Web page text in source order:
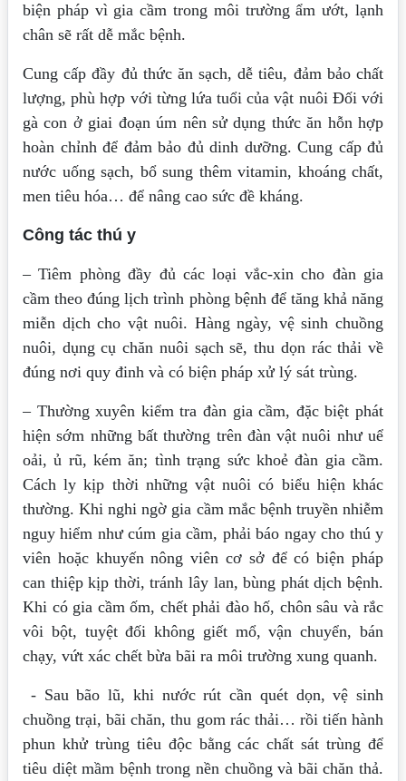
biện pháp vì gia cầm trong môi trường ẩm ướt, lạnh
chân sẽ rất dễ mắc bệnh.
Cung cấp đầy đủ thức ăn sạch, dễ tiêu, đảm bảo chất
lượng, phù hợp với từng lứa tuổi của vật nuôi Đối với
gà con ở giai đoạn úm nên sử dụng thức ăn hỗn hợp
hoàn chỉnh để đảm bảo đủ dinh dưỡng. Cung cấp đủ
nước uống sạch, bổ sung thêm vitamin, khoáng chất,
men tiêu hóa… để nâng cao sức đề kháng.
Công tác thú y
– Tiêm phòng đầy đủ các loại vắc-xin cho đàn gia
cầm theo đúng lịch trình phòng bệnh để tăng khả năng
miễn dịch cho vật nuôi. Hàng ngày, vệ sinh chuồng
nuôi, dụng cụ chăn nuôi sạch sẽ, thu dọn rác thải về
đúng nơi quy đinh và có biện pháp xử lý sát trùng.
– Thường xuyên kiểm tra đàn gia cầm, đặc biệt phát
hiện sớm những bất thường trên đàn vật nuôi như uể
oải, ủ rũ, kém ăn; tình trạng sức khoẻ đàn gia cầm.
Cách ly kịp thời những vật nuôi có biểu hiện khác
thường. Khi nghi ngờ gia cầm mắc bệnh truyền nhiễm
nguy hiểm như cúm gia cầm, phải báo ngay cho thú y
viên hoặc khuyến nông viên cơ sở để có biện pháp
can thiệp kịp thời, tránh lây lan, bùng phát dịch bệnh.
Khi có gia cầm ốm, chết phải đào hố, chôn sâu và rắc
vôi bột, tuyệt đối không giết mổ, vận chuyển, bán
chạy, vứt xác chết bừa bãi ra môi trường xung quanh.
- Sau bão lũ, khi nước rút cần quét dọn, vệ sinh
chuồng trại, bãi chăn, thu gom rác thải… rồi tiến hành
phun khử trùng tiêu độc bằng các chất sát trùng để
tiêu diệt mầm bệnh trong nền chuồng và bãi chăn thả.